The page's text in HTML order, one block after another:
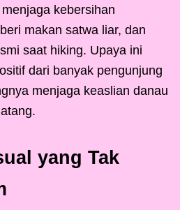
kebersihan
makan satwa liar, dan
saat hiking. Upaya ini
dari banyak pengunjung
menjaga keaslian danau
yang Tak